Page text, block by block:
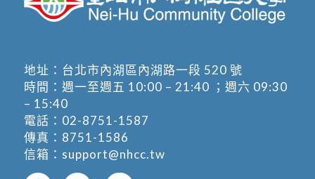
地址： 台北市內湖區內湖路一段 520 號
時間：週一至週五 10:00 – 21:40 ；週六 09:30
– 15:40
電話： 02-8751-1587
傳真：8751-1586
信箱： support@nhcc.tw